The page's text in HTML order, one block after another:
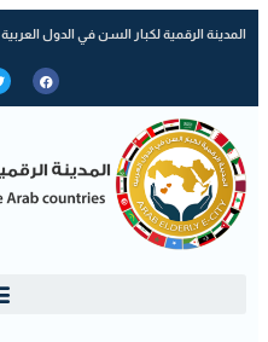
المدينة الرقمية لكبار السن في الدول العربية